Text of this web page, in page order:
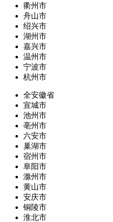
衢州市
舟山市
绍兴市
湖州市
嘉兴市
温州市
宁波市
杭州市
全安徽省
宣城市
池州市
亳州市
六安市
巢湖市
宿州市
阜阳市
滁州市
黄山市
安庆市
铜陵市
淮北市